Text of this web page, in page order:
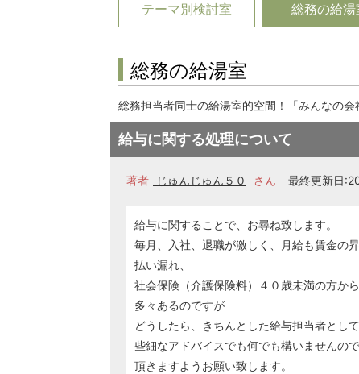
テーマ別検討室 総務の給湯
総務の給湯室
総務担当者同士の給湯室的空間！「みんなの
給与に関する処理について
著者 じゅんじゅん５０ さん 最終更新日
給与に関することで、お尋ね致します。
毎月、入社、退職が激しく、月給も賃金の
払い漏れ、
社会保険（介護保険料）４０歳未満の方か
多々あるのですが
どうしたら、きちんとした給与担当者とし
些細なアドバイスでも何でも構いませんので
頂きますようお願い致します。